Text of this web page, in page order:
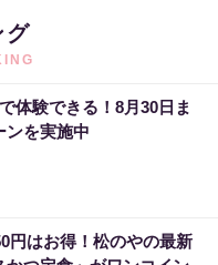
グ
体験できる！8月30日ま
ンを実施中
円はお得！松のやの最新